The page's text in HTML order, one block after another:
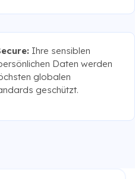
Ihre sensiblen
Daten werden
globalen
geschützt.